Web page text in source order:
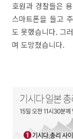
호원과 경찰들은
스마트폰을 들고
도 못했습니다. 그
며 도망쳤습니다.